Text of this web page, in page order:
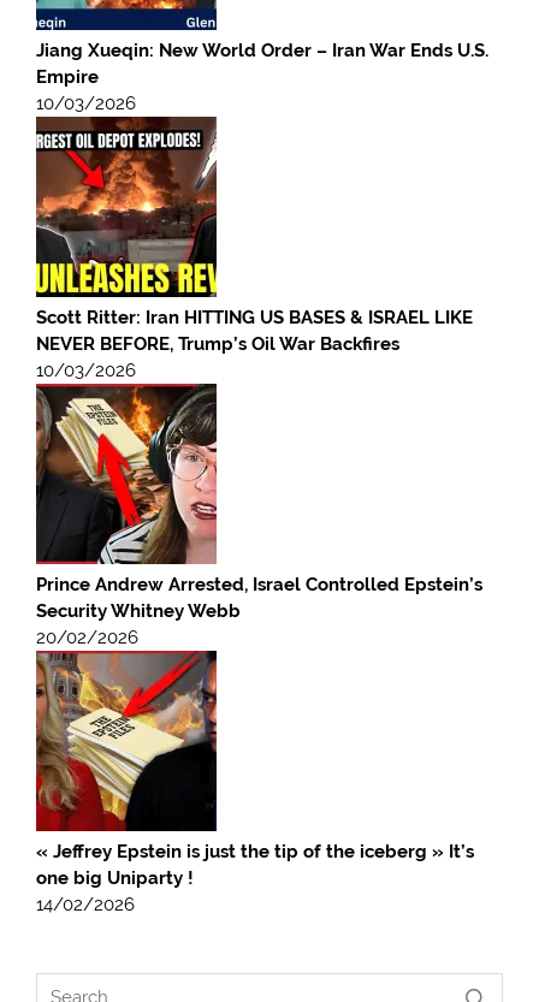
Jiang Xueqin: New World Order – Iran War Ends U.S.
Empire
10/03/2026
Scott Ritter: Iran HITTING US BASES & ISRAEL LIKE
NEVER BEFORE, Trump’s Oil War Backfires
10/03/2026
Prince Andrew Arrested, Israel Controlled Epstein’s
Security Whitney Webb
20/02/2026
« Jeffrey Epstein is just the tip of the iceberg » It’s
one big Uniparty !
14/02/2026